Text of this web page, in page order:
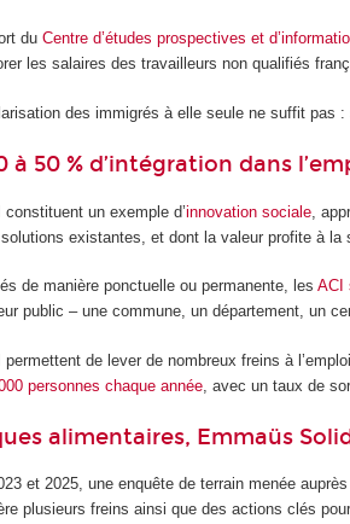
duCentre d’études prospectives et
les salaires des travailleurs non qualifiés
des immigrés à elle seule ne suffit pas
à 50 % d’intégration dans
constituent un exemple d’innovation sociale ,
existantes, et dont la valeur profite à la
de manière ponctuelle ou permanente, lesACI
public – une commune, un département, un
permettent de lever de nombreux freins à
personnes chaque année , avec un taux de
alimentaires, Emmaüs
et 2025, une enquête de terrain menée
plusieurs freins ainsi que des actions clés